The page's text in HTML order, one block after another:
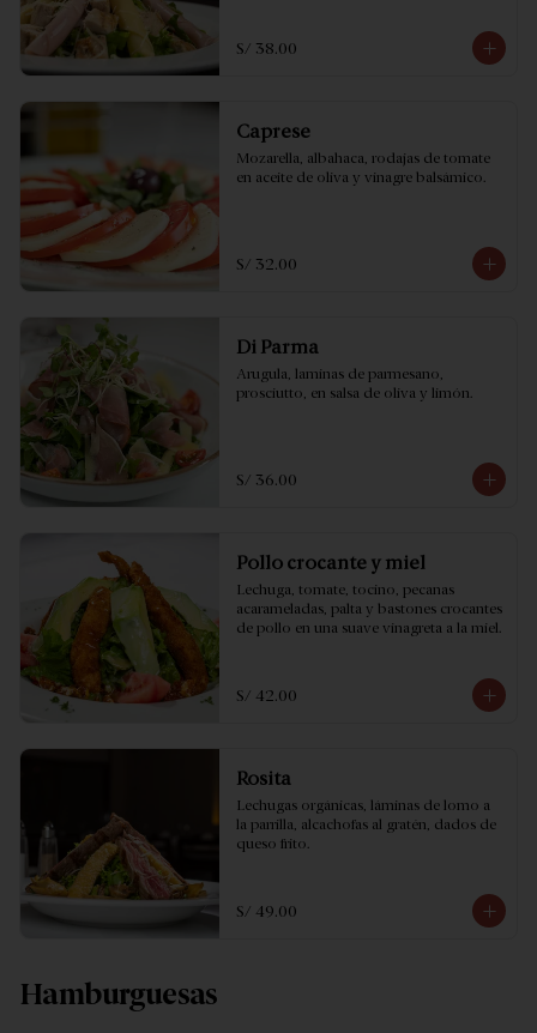
S/ 38.00
Caprese
Mozarella, albahaca, rodajas de tomate
en aceite de oliva y vinagre balsámico.
S/ 32.00
Di Parma
Arugula, laminas de parmesano,
prosciutto, en salsa de oliva y limón.
S/ 36.00
Pollo crocante y miel
Lechuga, tomate, tocino, pecanas
acarameladas, palta y bastones crocantes
de pollo en una suave vinagreta a la miel.
S/ 42.00
Rosita
Lechugas orgánicas, láminas de lomo a
la parrilla, alcachofas al gratén, dados de
queso frito.
S/ 49.00
Hamburguesas